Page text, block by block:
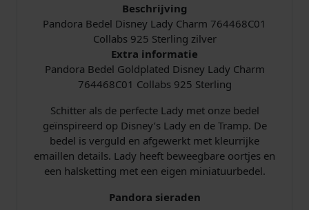
s
n
y
L
d
y
C
h
a
Beschrijving
Pandora Bedel Disney Lady Charm 764468C01
Collabs 925 Sterling zilver
Extra informatie
Pandora Bedel Goldplated Disney Lady Charm
764468C01 Collabs 925 Sterling
Schitter als de perfecte Lady met onze bedel
geïnspireerd op Disney’s Lady en de Tramp. De
bedel is verguld en afgewerkt met kleurrijke
emaillen details. Lady heeft beweegbare oortjes en
een halsketting met een eigen miniatuurbedel.
Pandora sieraden